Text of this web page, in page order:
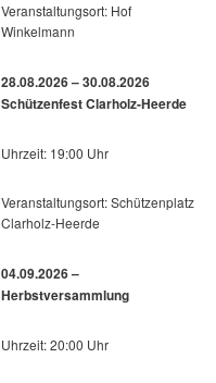
Veranstaltungsort: Hof
Winkelmann
28.08.2026 – 30.08.2026
Schützenfest Clarholz-Heerde
Uhrzeit: 19:00 Uhr
Veranstaltungsort: Schützenplatz
Clarholz-Heerde
04.09.2026 –
Herbstversammlung
Uhrzeit: 20:00 Uhr